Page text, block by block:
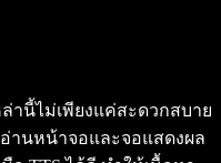
านี้ไม่เพียงแค่สะดวกสบาย
อ่านหน้าจอและจอแสดงผล